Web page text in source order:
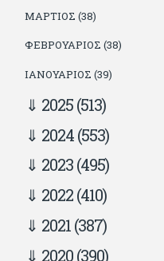
ΜΆΡΤΙΟΣ (38)
ΦΕΒΡΟΥΆΡΙΟΣ (38)
ΙΑΝΟΥΆΡΙΟΣ (39)
2025(513)
2024(553)
2023(495)
2022(410)
2021(387)
2020(390)